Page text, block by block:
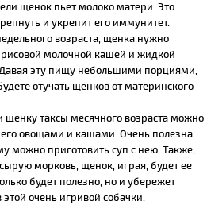
щенок пьет молоко матери. Это
и укрепит его иммунитет.
возраста, щенка нужно
молочной кашей и жидкой
эту пищу небольшими порциями,
отучать щенков от материнского
щенку таксы месячного возраста можно
овощами и кашами. Очень полезна
можно приготовить суп с нею. Также,
морковь, щенок, играя, будет ее
будет полезно, но и убережет
очень игривой собачки.